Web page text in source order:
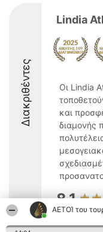
ΑΕΤΟΊ του
Διακριθέντες
Lindia
Οι Lindia
και
διαμονής
8.1